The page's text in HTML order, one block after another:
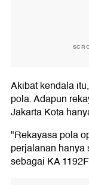
Akibat kendala
pola. Adapun
Jakarta Kota
"Rekayasa pola
perjalanan hanya
sebagai KA